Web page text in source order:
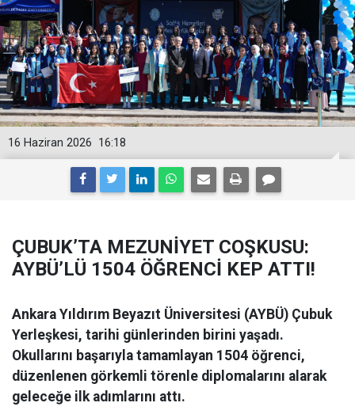
16:18
16 Haziran 2026
ÇUBUK’TA MEZUNİYET COŞKUSU:
AYBÜ’LÜ 1504 ÖĞRENCİ KEP ATTI!
Ankara Yıldırım Beyazıt Üniversitesi (AYBÜ) Çubuk
Yerleşkesi, tarihi günlerinden birini yaşadı.
Okullarını başarıyla tamamlayan 1504 öğrenci,
düzenlenen görkemli törenle diplomalarını alarak
geleceğe ilk adımlarını attı.